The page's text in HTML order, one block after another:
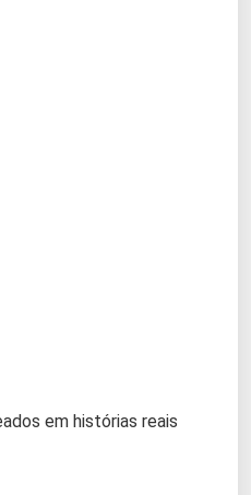
em histórias reais